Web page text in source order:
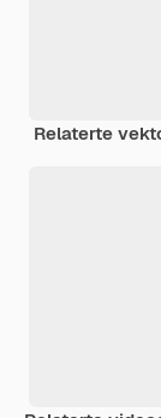
Relaterte